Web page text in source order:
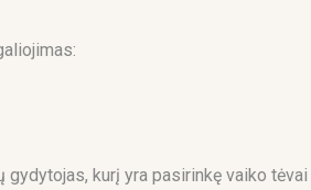
kurį yra pasirinkę vaiko tėvai